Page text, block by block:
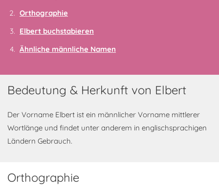
Orthographie
Elbert buchstabieren
Ähnliche männliche Namen
Bedeutung & Herkunft von Elbert
Der Vorname Elbert ist ein männlicher Vorname mittlerer
Wortlänge und findet unter anderem in englischsprachigen
Ländern Gebrauch.
Orthographie